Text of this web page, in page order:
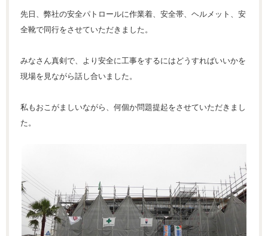
先日、弊社の安全パトロールに作業着、安全帯、ヘルメット、安
全靴で同行をさせていただきました。
みなさん真剣で、より安全に工事をするにはどうすればいいかを
現場を見ながら話し合いました。
私もおこがましいながら、何個か問題提起をさせていただきまし
た。